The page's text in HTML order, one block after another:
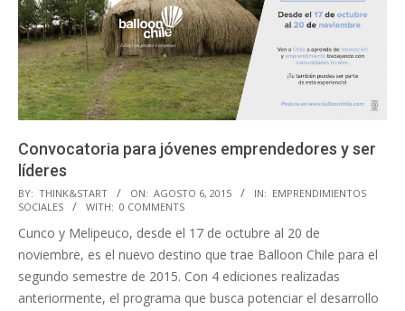
Convocatoria para jóvenes emprendedores y ser
líderes
2015-
08-
06
BY: THINK&START ON: AGOSTO 6, 2015 IN: EMPRENDIMIENTOS
SOCIALES
WITH: 0 COMMENTS
Cunco y Melipeuco, desde el 17 de octubre al 20 de
noviembre, es el nuevo destino que trae Balloon Chile para el
segundo semestre de 2015. Con 4 ediciones realizadas
anteriormente, el programa que busca potenciar el desarrollo